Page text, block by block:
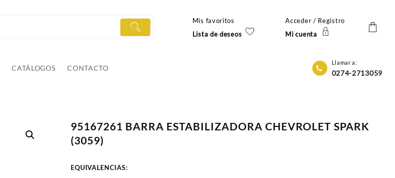
Mis favoritos
Lista de deseos
Acceder / Registro
Mi cuenta
CATÁLOGOS CONTACTO
Llamar a:
0274-2713059
95167261 BARRA ESTABILIZADORA CHEVROLET SPARK
(3059)
EQUIVALENCIAS: